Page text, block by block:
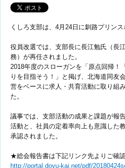
くしろ支部は、4月24日に釧路プリン
役員改選では、支部長に長江勉氏（長
務）が再任されました。
2018年度のスローガンを「原点回帰！
りを目指そう！」と掲げ、北海道同友
営をベースに求人・共育活動に取り組
た。
議事では、支部活動の成果と課題が報
活動と、社員の定着率向上も意識した
承認されました。
★総会報告書は下記リンク先よりご確認
http://portal.doyu-kai.net/pdf/